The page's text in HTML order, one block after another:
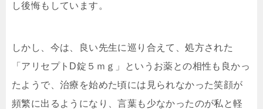
し後悔もしています。
しかし、今は、良い先生に巡り合えて、処方された
「アリセプトD錠５ｍｇ」というお薬との相性も良かっ
たようで、治療を始めた頃には見られなかった笑顔が
頻繁に出るようになり、言葉も少なかったのが私と軽